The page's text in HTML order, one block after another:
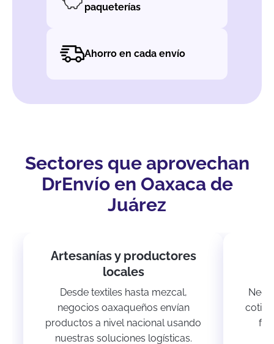
paqueterías
Ahorro en cada envío
Sectores que aprovechan
DrEnvío en Oaxaca de
Juárez
Artesanías y productores
locales
Desde textiles hasta mezcal,
negocios oaxaqueños envían
productos a nivel nacional usando
nuestras soluciones logísticas.